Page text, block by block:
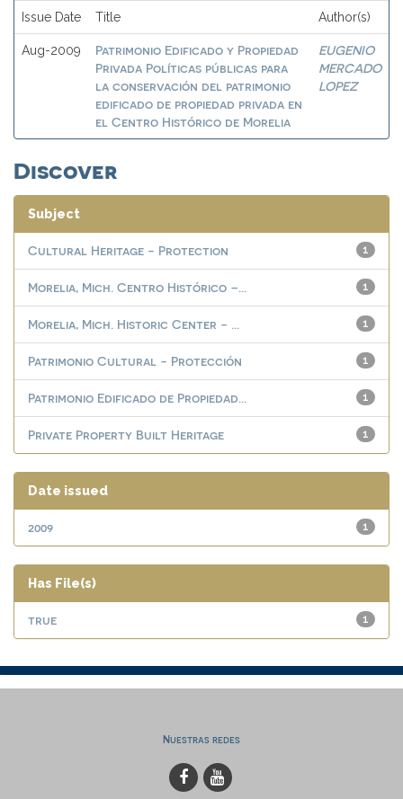
Issue Date Title Author(s)
Aug-2009
Patrimonio Edificado y Propiedad
Privada Políticas públicas para
la conservación del patrimonio
edificado de propiedad privada en
el Centro Histórico de Morelia
EUGENIO
MERCADO
LOPEZ
Discover
Subject
1
Cultural Heritage - Protection
1
Morelia, Mich. Centro Histórico –...
1
Morelia, Mich. Historic Center - ...
1
Patrimonio Cultural - Protección
1
Patrimonio Edificado de Propiedad...
1
Private Property Built Heritage
Date issued
1
2009
Has File(s)
1
true
Nuestras redes